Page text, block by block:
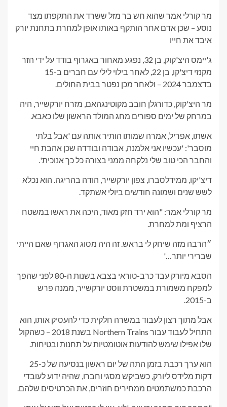
מר קורלי אמר שהוא חש בר מזל ששרד את התקפתו מצד
נוסע – שכן אדם אחר הותקף באותו אופן למחרת בתחנת יורק
איבד את חייו
ג'יימס היצ'קוק, בן 32, נפגע מאחור באגרוף בודד על ידי הזר
מקנזי דיצ'קו, בן 22, לאחר בילוי לילי עם חברים ב-15
בדצמבר 2024 – ולאחר מכן נפטר בבית החולים.
מר היצ'קוק, כדורגלן חובב מקוטינגהאם, מזרח יורקשייר, היה
במרחק של ימים ספורים מחג המולד הראשון שלו כאבא.
אשתו, אפריל, אמרה שמותו הותיר אותה עם 'אבל בלתי
מוסבר': 'עכשיו אני אלמנה, אבודה ובודדה שכן אהבת חיי
והחבר הכי טוב שלי נלקחה ממני בצורה כל כך אנוכית'.
דיצ'יקו, ממידלסברו, צפון יורקשייר, הודה בהריגה. הוא נכלא
לשש שנים ושמונה חודשים ביולי אשתקד.
מר קורלי אמר: "הוא ירד חזק מאוד, היכה את ראשו במשטח
הרציף ומת למחרת.
״הרבה מזה שיחק לי בראש. זה היה מסוג האגרוף שאם הייתי
שברירי יותר…'
הסבא מיורק עבד כרב-טוראי בצבא בשנות ה-80 לפני שהפך
למפקח משמורת במשטרת ווסט יורקשייר, ממנה פרש
ב-2015.
אבל מתוך רצון לעבוד במשרה חלקית כדי להעסיק אותו, הוא
התחיל לעבוד עבור Northern Trains בשנת 2018 – כשהקול
שלו אפילו שימש להודעות אוטומטיות על תחנות ובטיחות.
הוא ערך רכבת בזמן התה של יום ראשון בנסיעה של כ-25
דקות מלידס ליורק, כשביקש מסגי וחברו, שהיה ידוע לעובדי
הרכבת כמשתמטים ממחירים חוזרים, את הכרטיסים שלהם.